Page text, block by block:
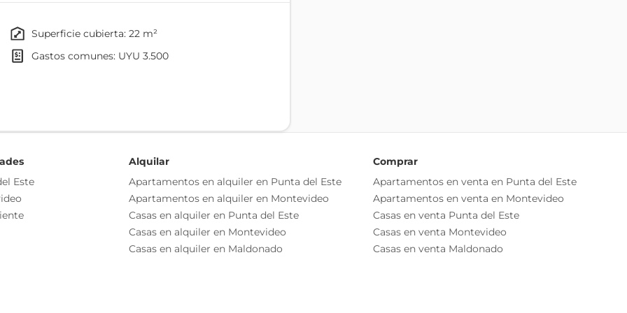
contemporáneas. Su ubicación dentro de la
elementos fundamentales para cualquier
ofreciendo excelente conectividad y visibilidad. Ya sea
(ejemplo de personalización en la primer
Seguros hasta abril del 2028.
en oportunidades para tu proyecto.
del inmueble, debiéndose consultar al
de las medidas, descripciones arquitectónicas y
superficie cubierta: 22 m²
gastos comunes: UYU 3.500
Este
Alquilar
Apartamentos en alquiler en Punta del Este
Apartamentos en alquiler en Montevideo
Casas en alquiler en Punta del Este
Casas en alquiler en Montevideo
Casas en alquiler en Maldonado
Comprar
Apartamentos en venta en Punta del Este
Apartamentos en venta en Montevideo
Casas en venta Punta del Este
Casas en venta Montevideo
Casas en venta Maldonado